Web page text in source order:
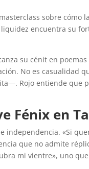
sobre
encuentra su
su cénit en
No es casualidad
Rojo entiende que
Fénix en
independencia. «Si
que no admite
mi vientre», uno